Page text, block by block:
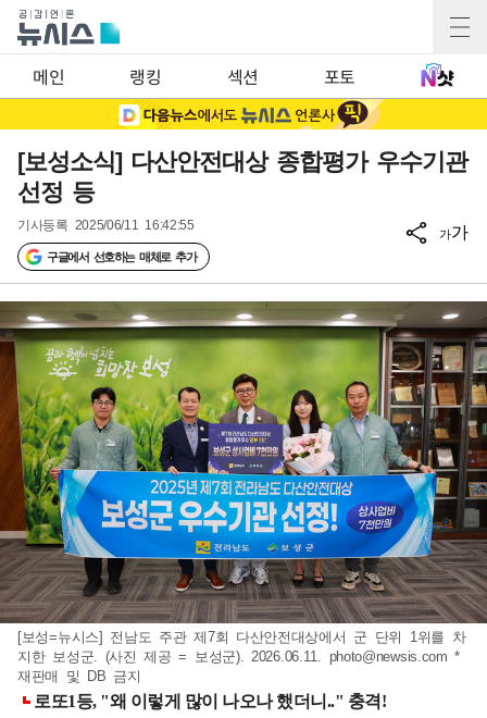
메인 랭킹 섹션 포토
[보성소식] 다산안전대상 종합평가 우수기관
선정 등
기사등록 2025/06/11 16:42:55
구글에서 선호하는 매체로 추가
가가
[보성=뉴시스] 전남도 주관 제7회 다산안전대상에서 군 단위 1위를 차
지한 보성군. (사진 제공 = 보성군). 2026.06.11. photo@newsis.com *
재판매 및 DB 금지